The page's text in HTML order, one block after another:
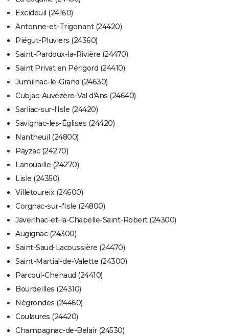
Excideuil (24160)
Antonne-et-Trigonant (24420)
Piégut-Pluviers (24360)
Saint-Pardoux-la-Rivière (24470)
Saint Privat en Périgord (24410)
Jumilhac-le-Grand (24630)
Cubjac-Auvézère-Val d'Ans (24640)
Sarliac-sur-l'Isle (24420)
Savignac-les-Églises (24420)
Nantheuil (24800)
Payzac (24270)
Lanouaille (24270)
Lisle (24350)
Villetoureix (24600)
Corgnac-sur-l'Isle (24800)
Javerlhac-et-la-Chapelle-Saint-Robert (24300)
Augignac (24300)
Saint-Saud-Lacoussière (24470)
Saint-Martial-de-Valette (24300)
Parcoul-Chenaud (24410)
Bourdeilles (24310)
Négrondes (24460)
Coulaures (24420)
Champagnac-de-Belair (24530)